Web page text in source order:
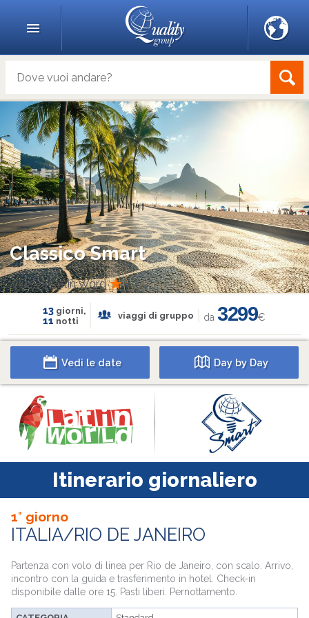
Classico Smart
Esclusiva Latin Word
13giorni,
11 notti
viaggi di gruppo da3299€
Vedi le date Day by Day
Itinerario giornaliero
1° giorno
ITALIA/RIO DE JANEIRO
Partenza con volo di linea per Rio de Janeiro, con scalo. Arrivo,
incontro con la guida e trasferimento in hotel. Check-in
disponibile dalle ore 15. Pasti liberi. Pernottamento.